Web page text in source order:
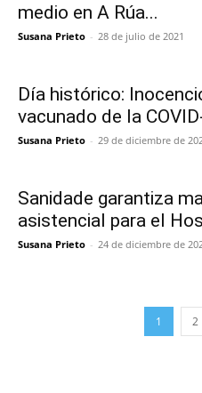
medio en A Rúa...
Susana Prieto - 28 de julio de 2021
Día histórico:
vacunado de la
Susana Prieto - 29 de diciembre de
Sanidade garantiza
asistencial para el
Susana Prieto - 24 de diciembre de
1 2